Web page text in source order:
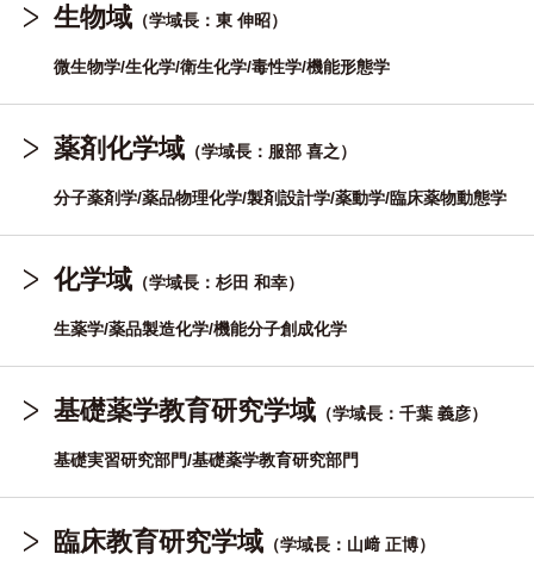
生物域 （学域長：東 伸昭）
微生物学/生化学/衛生化学/毒性学/機能形態学
薬剤化学域 （学域長：服部 喜之）
分子薬剤学/薬品物理化学/製剤設計学/薬動学/臨床薬物動態学
化学域 （学域長：杉田 和幸）
生薬学/薬品製造化学/機能分子創成化学
基礎薬学教育研究学域 （学域長：千葉 義彦）
基礎実習研究部門/基礎薬学教育研究部門
臨床教育研究学域 （学域長：山﨑 正博）